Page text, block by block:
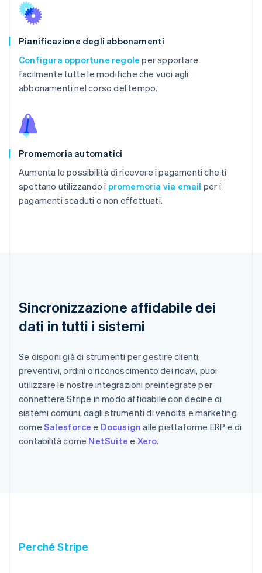
Pianificazione degli abbonamenti
Configura opportune regole per apportare
facilmente tutte le modifiche che vuoi agli
abbonamenti nel corso del tempo.
Promemoria automatici
Aumenta le possibilità di ricevere i pagamenti che ti
spettano utilizzando i promemoria via email per i
pagamenti scaduti o non effettuati.
Sincronizzazione affidabile dei
dati in tutti i sistemi
Se disponi già di strumenti per gestire clienti,
preventivi, ordini o riconoscimento dei ricavi, puoi
utilizzare le nostre integrazioni preintegrate per
connettere Stripe in modo affidabile con decine di
sistemi comuni, dagli strumenti di vendita e marketing
come Salesforce e Docusign alle piattaforme ERP e di
contabilità come NetSuite e Xero.
Perché Stripe